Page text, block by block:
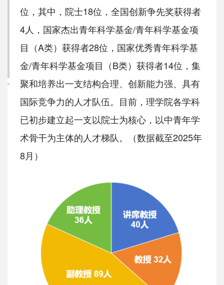
位，其中，院士18位，全国创新争先奖获得者
4人，国家杰出青年科学基金/青年科学基金项
目（A类）获得者28位，国家优秀青年科学基
金/青年科学基金项目（B类）获得者14位，集
聚和培养出一支结构合理、创新能力强、具有
国际竞争力的人才队伍。目前，理学院各学科
已初步建立起一支以院士为核心，以中青年学
术骨干为主体的人才梯队。（数据截至2025年
8月）